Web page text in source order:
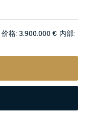
价格:3.900.000 € 内部: